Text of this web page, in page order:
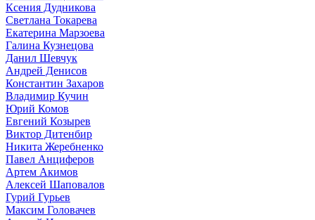
Ксения Дудникова
Светлана Токарева
Екатерина Марзоева
Галина Кузнецова
Данил Шевчук
Андрей Денисов
Константин Захаров
Владимир Кучин
Юрий Комов
Евгений Козырев
Виктор Дитенбир
Никита Жеребненко
Павел Анциферов
Артем Акимов
Алексей Шаповалов
Гурий Гурьев
Максим Головачев